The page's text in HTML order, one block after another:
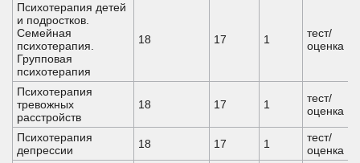
Психотерапия детей
и подростков.
Семейная
психотерапия.
Групповая
психотерапия
18 17 1
тест/
оценка
Психотерапия
тревожных
расстройств
18 17 1
тест/
оценка
Психотерапия
депрессии
18 17 1
тест/
оценка